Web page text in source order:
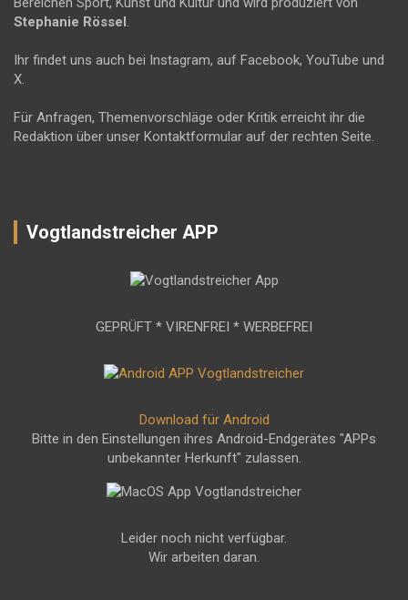
Stephanie Rössel.
Ihr findet uns auch bei Instagram, auf Facebook, YouTube und
X.
Für Anfragen, Themenvorschläge oder Kritik erreicht ihr die
Redaktion über unser Kontaktformular auf der rechten Seite.
Vogtlandstreicher APP
GEPRÜFT * VIRENFREI * WERBEFREI
Download für Android
Bitte in den Einstellungen ihres Android-Endgerätes "APPs
unbekannter Herkunft" zulassen.
Leider noch nicht verfügbar.
Wir arbeiten daran.